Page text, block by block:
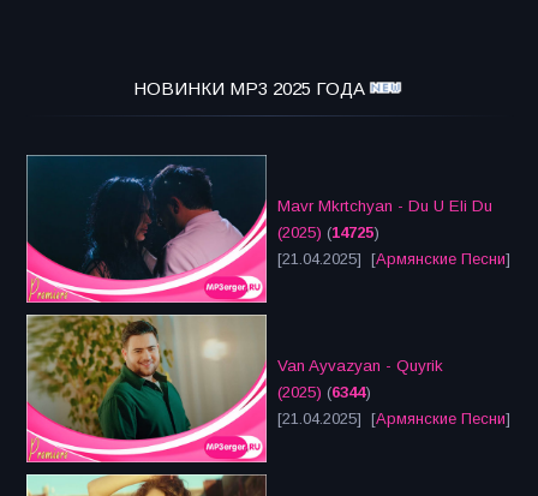
НОВИНКИ MP3 2025 ГОДА
Mavr Mkrtchyan - Du U Eli Du
(2025) (14725)
[21.04.2025] [Армянские Песни]
Van Ayvazyan - Quyrik
(2025) (6344)
[21.04.2025] [Армянские Песни]